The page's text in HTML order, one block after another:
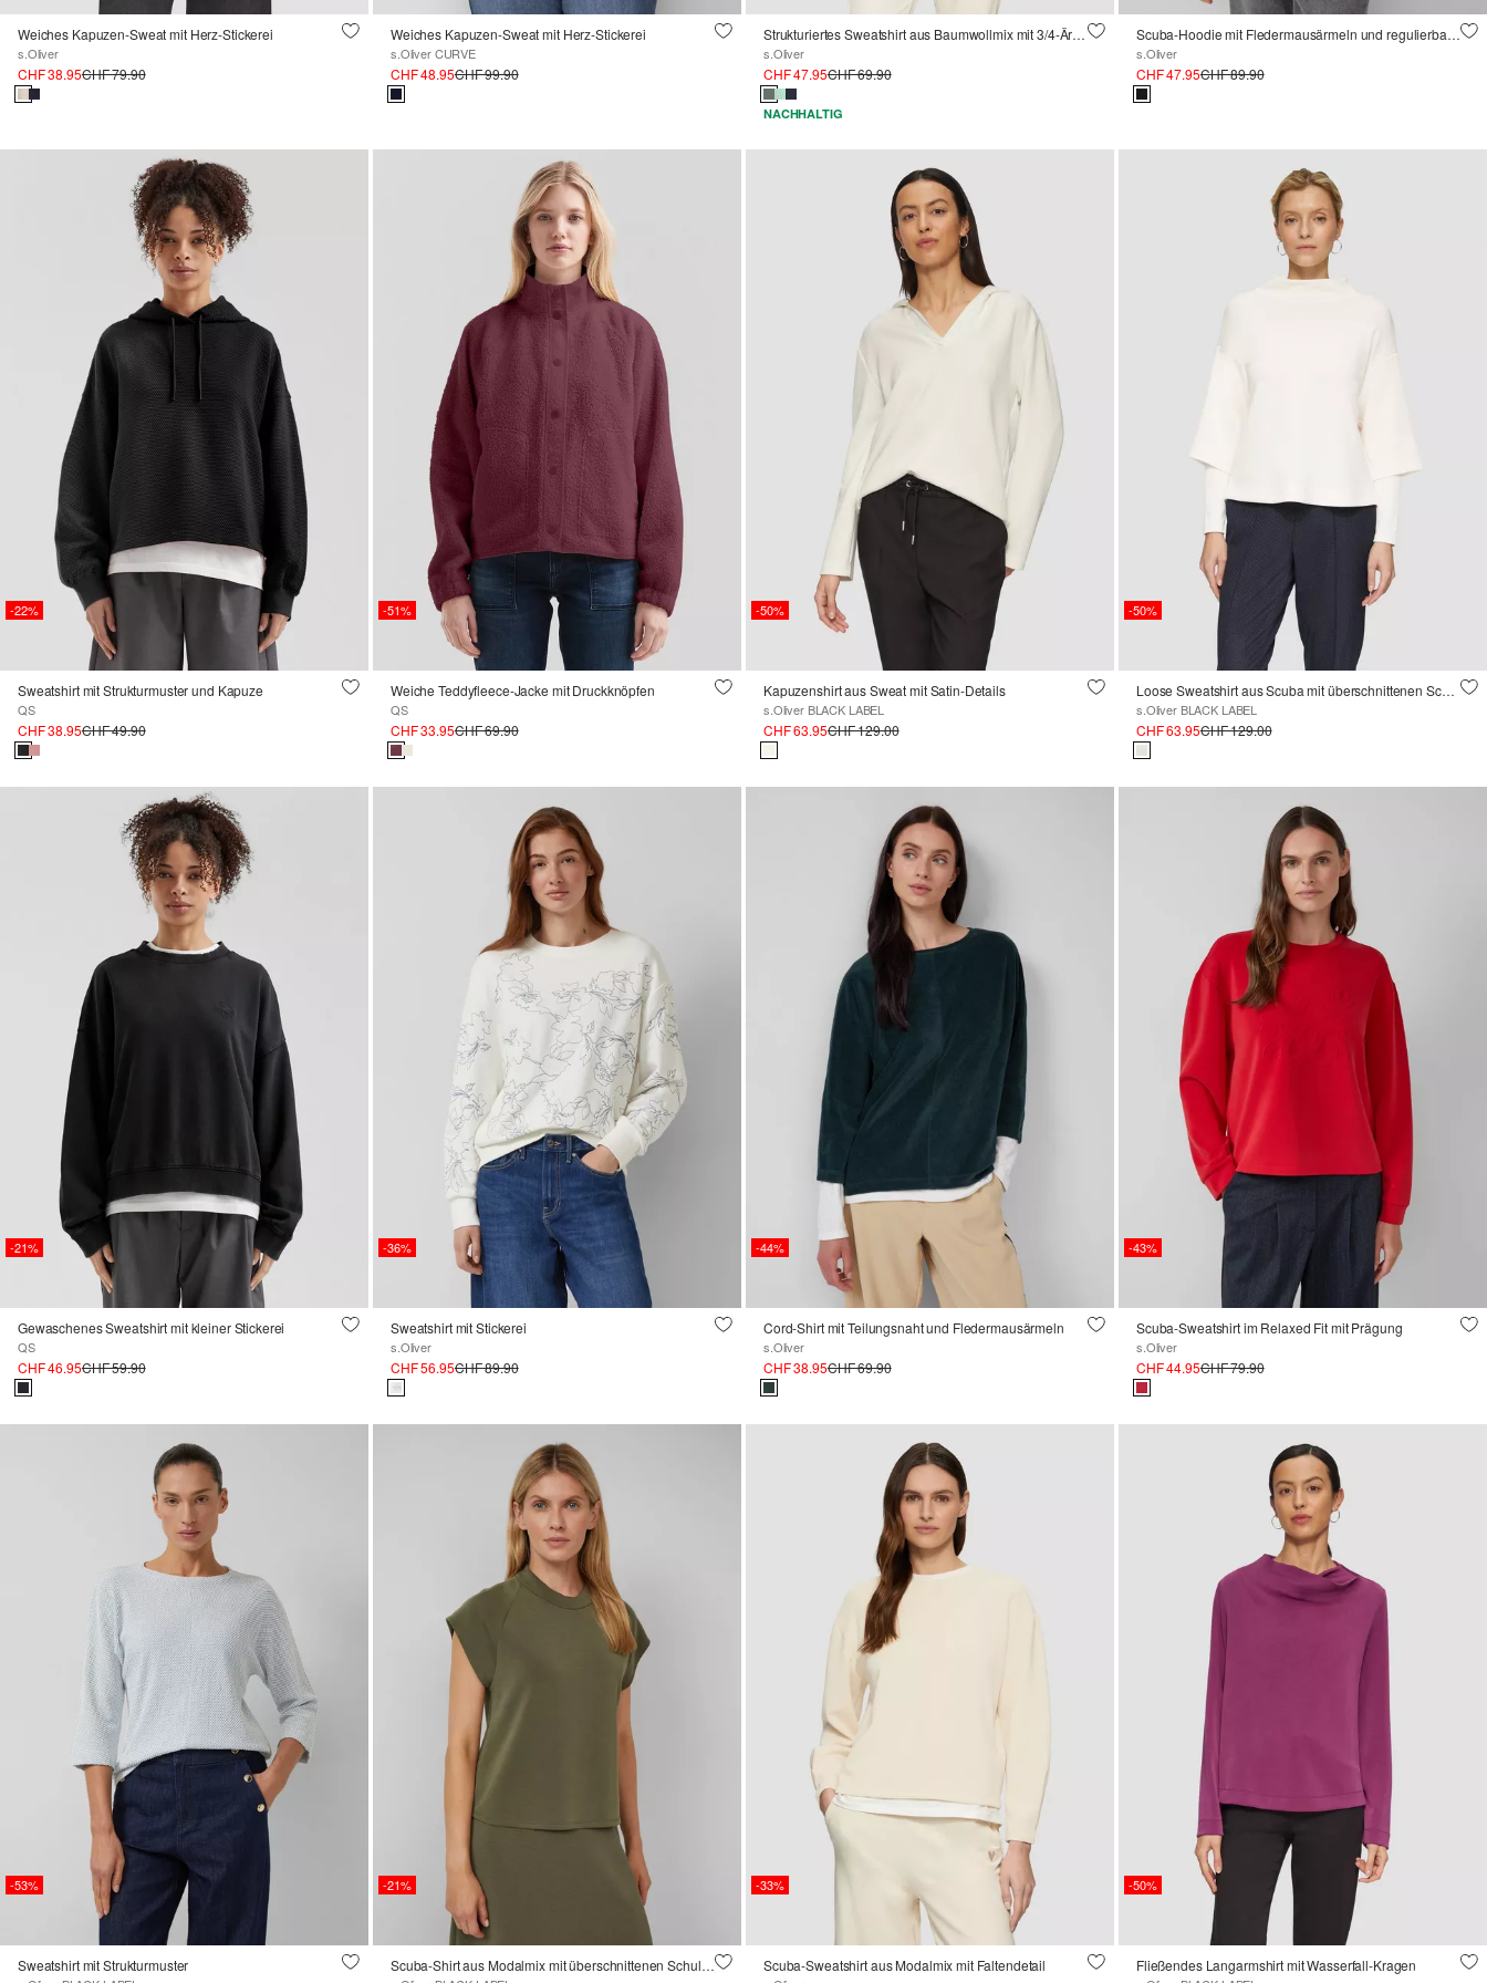
Weiches Kapuzen-Sweat mit Herz-Stickerei
s.Oliver
CHF 38.95CHF 79.90
Weiches Kapuzen-Sweat mit Herz-Stickerei
s.Oliver CURVE
CHF 48.95CHF 99.90
Strukturiertes Sweatshirt aus Baumwollmix mit 3/4-Ärmeln
s.Oliver
CHF 47.95CHF 69.90
NACHHALTIG
Scuba-Hoodie mit Fledermausärmeln und regulierbarem Saum
s.Oliver
CHF 47.95CHF 89.90
-22%
Sweatshirt mit Strukturmuster und Kapuze
QS
CHF 38.95CHF 49.90
-51%
Weiche Teddyfleece-Jacke mit Druckknöpfen
QS
CHF 33.95CHF 69.90
-50%
Kapuzenshirt aus Sweat mit Satin-Details
s.Oliver BLACK LABEL
CHF 63.95CHF 129.00
-50%
Loose Sweatshirt aus Scuba mit überschnittenen Schultern
s.Oliver BLACK LABEL
CHF 63.95CHF 129.00
-21%
Gewaschenes Sweatshirt mit kleiner Stickerei
QS
CHF 46.95CHF 59.90
-36%
Sweatshirt mit Stickerei
s.Oliver
CHF 56.95CHF 89.90
-44%
Cord-Shirt mit Teilungsnaht und Fledermausärmeln
s.Oliver
CHF 38.95CHF 69.90
-43%
Scuba-Sweatshirt im Relaxed Fit mit Prägung
s.Oliver
CHF 44.95CHF 79.90
-53%
Sweatshirt mit Strukturmuster
-21%
Scuba-Shirt aus Modalmix mit überschnittenen Schultern
-33%
Scuba-Sweatshirt aus Modalmix mit Faltendetail
-50%
Fließendes Langarmshirt mit Wasserfall-Kragen